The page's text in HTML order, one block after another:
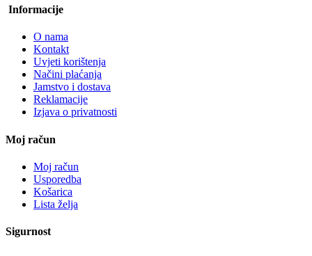
Informacije
O nama
Kontakt
Uvjeti korištenja
Načini plaćanja
Jamstvo i dostava
Reklamacije
Izjava o privatnosti
Moj račun
Moj račun
Usporedba
Košarica
Lista želja
Sigurnost